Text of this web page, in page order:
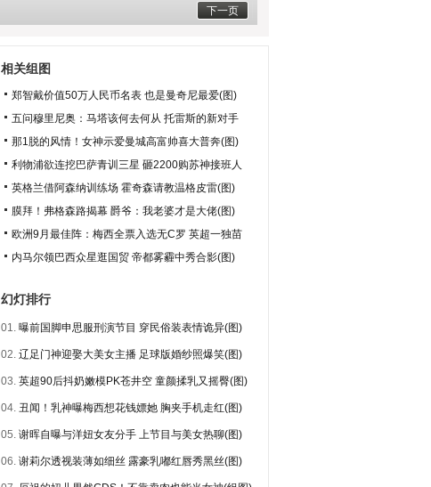
下一页
相关组图
郑智戴价值50万人民币名表 也是曼奇尼最爱(图)
五问穆里尼奥：马塔该何去何从 托雷斯的新对手
那1脱的风情！女神示爱曼城高富帅喜大普奔(图)
利物浦欲连挖巴萨青训三星 砸2200购苏神接班人
英格兰借阿森纳训练场 霍奇森请教温格皮雷(图)
膜拜！弗格森路揭幕 爵爷：我老婆才是大佬(图)
欧洲9月最佳阵：梅西全票入选无C罗 英超一独苗
内马尔领巴西众星逛国贸 帝都雾霾中秀合影(图)
幻灯排行
01. 曝前国脚申思服刑演节目 穿民俗装表情诡异(图)
02. 辽足门神迎娶大美女主播 足球版婚纱照爆笑(图)
03. 英超90后抖奶嫩模PK苍井空 童颜揉乳又摇臀(图)
04. 丑闻！乳神曝梅西想花钱嫖她 胸夹手机走红(图)
05. 谢晖自曝与洋妞女友分手 上节目与美女热聊(图)
06. 谢莉尔透视装薄如细丝 露豪乳嘟红唇秀黑丝(图)